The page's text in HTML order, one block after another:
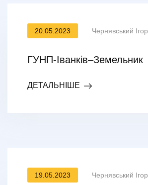
20.05.2023 Чернявський Ігор
ГУНП-Іванків–Земельник
ДЕТАЛЬНІШЕ
19.05.2023 Чернявський Ігор